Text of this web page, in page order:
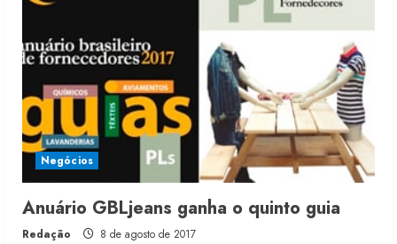
Negócios
Anuário GBLjeans ganha o quinto guia
Redação 8 de agosto de 2017